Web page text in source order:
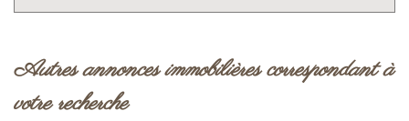
autres annonces immobilières correspondant à
votre recherche